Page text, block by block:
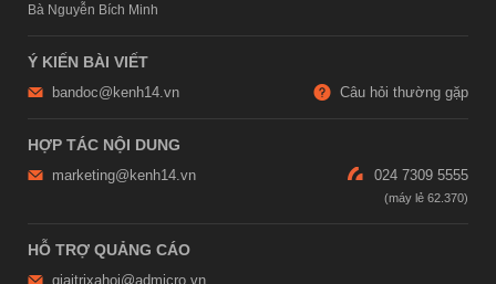
Bà Nguyễn Bích Minh
Ý KIẾN BÀI VIẾT
bandoc@kenh14.vn Câu hỏi thường gặp
HỢP TÁC NỘI DUNG
marketing@kenh14.vn 024 7309 5555
HỖ TRỢ QUẢNG CÁO
giaitrixahoi@admicro.vn